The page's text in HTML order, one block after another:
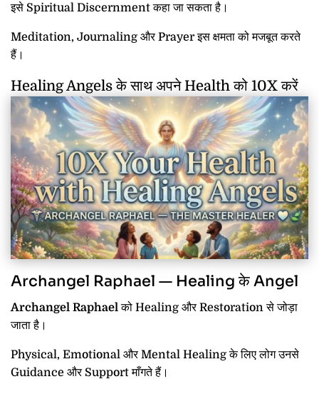
इसे Spiritual Discernment कहा जा सकता है।
Meditation, Journaling और Prayer इस क्षमता को मजबूत करते
हैं।
Healing Angels के साथ अपने Health को 10X करें
Archangel Raphael — Healing के Angel
Archangel Raphaelको Healing और Restoration से जोड़ा
जाता है।
Physical, Emotional और Mental Healing के लिए लोग उनसे
Guidance और Support माँगते हैं।